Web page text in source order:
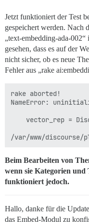
Jetzt funktioniert der Test
gespeichert werden. Nach
„text-embedding-ada-
gesehen, dass es auf der
nicht sicher, ob es neue
Fehler aus „rake
rake aborted!
NameError:
vector_rep =
Beim Bearbeiten von
wenn sie Kategorien
funktioniert jedoch.
Hallo, danke für die
das Embed-Modul zu